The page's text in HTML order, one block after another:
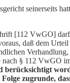
seinerseits
[112 VwGO] darf
daß dem
nach § 112 VwGO
berücksichtigt
zugrunde,